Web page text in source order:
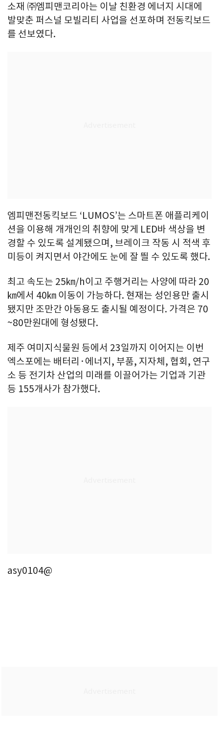
소재 ㈜엠피맨코리아는 이날 친환경 에너지 시대에
발맞춘 퍼스널 모빌리티 사업을 선포하며 전동킥보드
를 선보였다.
엠피맨전동킥보드 ‘LUMOS’는 스마트폰 애플리케이
션을 이용해 개개인의 취향에 맞게 LED바 색상을 변
경할 수 있도록 설계됐으며, 브레이크 작동 시 적색 후
미등이 켜지면서 야간에도 눈에 잘 띌 수 있도록 했다.
최고 속도는 25㎞/h이고 주행거리는 사양에 따라 20
㎞에서 40㎞ 이동이 가능하다. 현재는 성인용만 출시
됐지만 조만간 아동용도 출시될 예정이다. 가격은 70
~80만원대에 형성됐다.
제주 여미지식물원 등에서 23일까지 이어지는 이번
엑스포에는 배터리·에너지, 부품, 지자체, 협회, 연구
소 등 전기차 산업의 미래를 이끌어가는 기업과 기관
등 155개사가 참가했다.
asy0104@